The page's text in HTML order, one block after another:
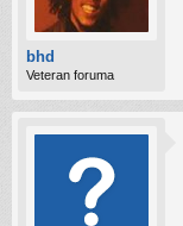
bhd
Veteran foruma